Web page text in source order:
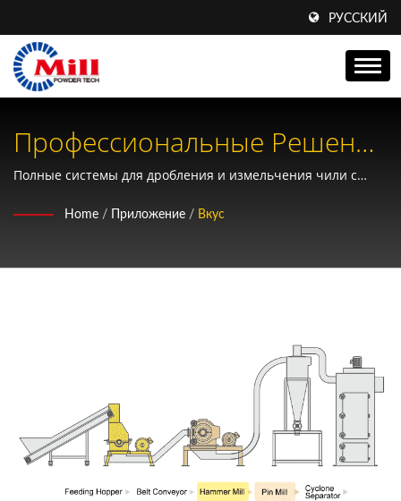
РУССКИЙ
Профессиональные Решения
Для Измельчения
Ароматизаторов И Специй
Полные системы для дробления и измельчения чили с
охлаждения и упаковки для коммерческих производителей
Home / Приложение / Вкус